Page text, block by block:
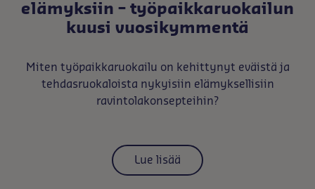
elämyksiin – työpaikkaruokailun
kuusi vuosikymmentä
Miten työpaikkaruokailu on kehittynyt eväistä ja
tehdasruokaloista nykyisiin elämyksellisiin
ravintolakonsepteihin?
Lue lisää